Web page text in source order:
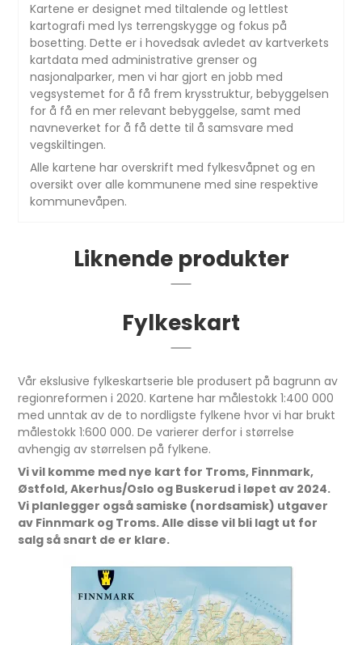
Kartene er designet med tiltalende og lettlest
kartografi med lys terrengskygge og fokus på
bosetting. Dette er i hovedsak avledet av kartverkets
kartdata med administrative grenser og
nasjonalparker, men vi har gjort en jobb med
vegsystemet for å få frem krysstruktur, bebyggelsen
for å få en mer relevant bebyggelse, samt med
navneverket for å få dette til å samsvare med
vegskiltingen.
Alle kartene har overskrift med fylkesvåpnet og en
oversikt over alle kommunene med sine respektive
kommunevåpen.
Liknende produkter
Fylkeskart
Vår ekslusive fylkeskartserie ble produsert på bagrunn av
regionreformen i 2020. Kartene har målestokk 1:400 000
med unntak av de to nordligste fylkene hvor vi har brukt
målestokk 1:600 000. De varierer derfor i størrelse
avhengig av størrelsen på fylkene.
Vi vil komme med nye kart for Troms, Finnmark,
Østfold, Akerhus/Oslo og Buskerud i løpet av 2024.
Vi planlegger også samiske (nordsamisk) utgaver
av Finnmark og Troms. Alle disse vil bli lagt ut for
salg så snart de er klare.